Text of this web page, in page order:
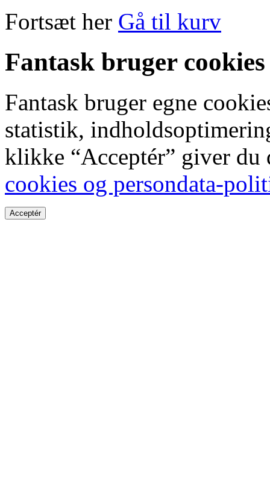
Fortsæt her Gå til kurv
Fantask bruger cookies
Fantask bruger egne
statistik,
klikke “Acceptér” giver
cookies og persondata-
Acceptér